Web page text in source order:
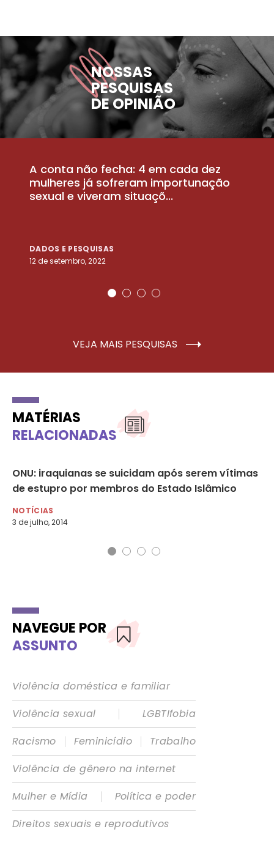
NOSSAS
PESQUISAS
DE OPINIÃO
A conta não fecha: 4 em cada dez
mulheres já sofreram importunação
sexual e viveram situaçõ...
DADOS E PESQUISAS
12 de setembro, 2022
VEJA MAIS PESQUISAS
MATÉRIAS
RELACIONADAS
ONU: iraquianas se suicidam após serem vítimas
de estupro por membros do Estado Islâmico
NOTÍCIAS
3 de julho, 2014
NAVEGUE POR
ASSUNTO
Violência doméstica e familiar
Violência sexual
|
LGBTIfobia
Racismo
| Feminicídio |
Trabalho
Violência de gênero na internet
Mulher e Mídia
|
Política e poder
Direitos sexuais e reprodutivos